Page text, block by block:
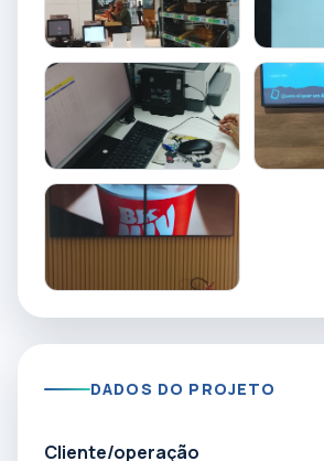
DADOS DO PROJETO
Cliente/operação